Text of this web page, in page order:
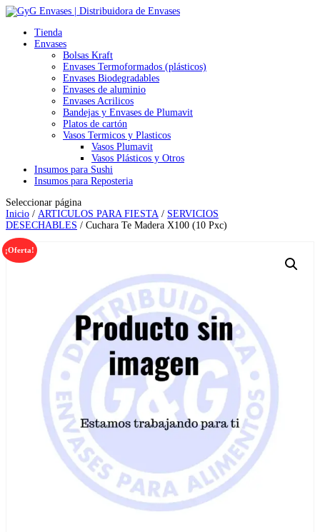
Tienda
Envases
Bolsas Kraft
Envases Termoformados (plásticos)
Envases Biodegradables
Envases de aluminio
Envases Acrilicos
Bandejas y Envases de Plumavit
Platos de cartón
Vasos Termicos y Plasticos
Vasos Plumavit
Vasos Plásticos y Otros
Insumos para Sushi
Insumos para Reposteria
Seleccionar página
Inicio / ARTICULOS PARA FIESTA / SERVICIOS
DESECHABLES / Cuchara Te Madera X100 (10 Pxc)
¡Oferta!